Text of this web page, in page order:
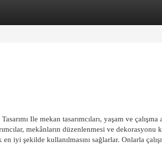
Ile mekan tasarımcıları, yaşam ve
mekânların düzenlenmesi ve dekorasyonu
iyi şekilde kullanılmasını sağlarlar. Onlarla